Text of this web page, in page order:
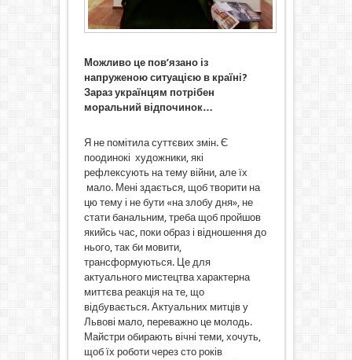
Можливо це пов’язано із
напруженою ситуацією в країні?
Зараз українцям потрібен
моральний відпочинок…
Я не помітила суттєвих змін. Є
поодинокі художники, які
рефлексують на тему війни, але їх
мало. Мені здається, щоб творити на
цю тему і не бути «на злобу дня», не
стати банальним, треба щоб пройшов
якийсь час, поки образ і відношення до
нього, так би мовити,
трансформуються. Це для
актуального мистецтва характерна
миттєва реакція на те, що
відбувається. Актуальних митців у
Львові мало, переважно це молодь.
Майстри обирають вічні теми, хочуть,
щоб їх роботи через сто років